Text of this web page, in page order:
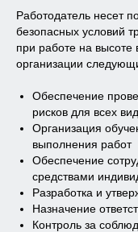
Работодатель несет
безопасных условий
при работе на высоте
организации
Обеспечение
рисков для всех
Организация
выполнения работ
Обеспечение
средствами
Разработка и
Назначение
Контроль за